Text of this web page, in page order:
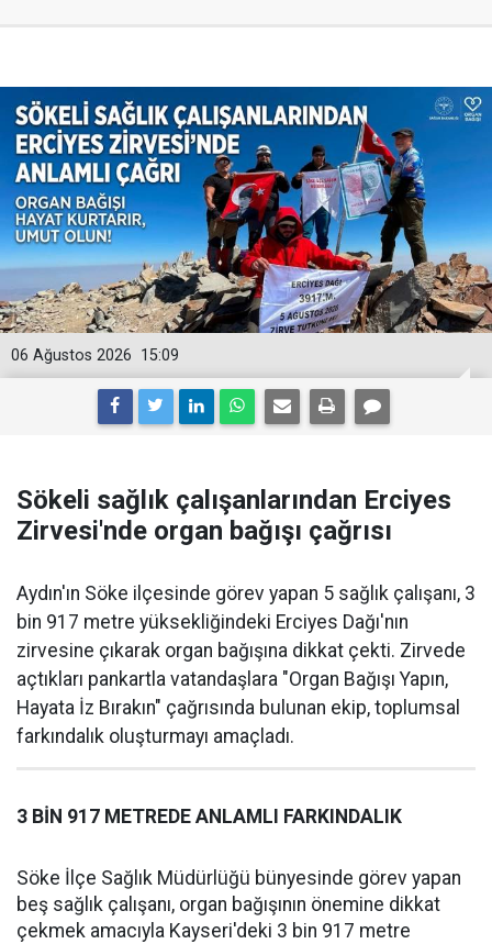
15:09
06 Ağustos 2026
Sökeli sağlık çalışanlarından Erciyes
Zirvesi'nde organ bağışı çağrısı
Aydın'ın Söke ilçesinde görev yapan 5 sağlık çalışanı, 3
bin 917 metre yüksekliğindeki Erciyes Dağı'nın
zirvesine çıkarak organ bağışına dikkat çekti. Zirvede
açtıkları pankartla vatandaşlara "Organ Bağışı Yapın,
Hayata İz Bırakın" çağrısında bulunan ekip, toplumsal
farkındalık oluşturmayı amaçladı.
3 BİN 917 METREDE ANLAMLI FARKINDALIK
Söke İlçe Sağlık Müdürlüğü bünyesinde görev yapan
beş sağlık çalışanı, organ bağışının önemine dikkat
çekmek amacıyla Kayseri'deki 3 bin 917 metre